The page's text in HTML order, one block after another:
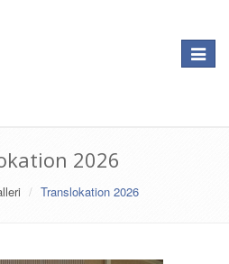
Toggle
2026
Translokation 2026